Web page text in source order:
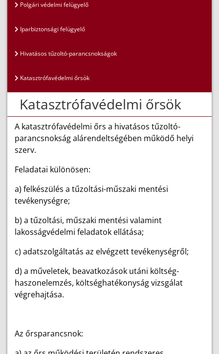
Polgári védelmi felügyelő
Iparbiztonsági felügyelő
Hivatásos tűzoltó-parancsnokságok
Katasztrófavédelmi őrsök
Katasztrófavédelmi őrsök
A katasztrófavédelmi őrs a hivatásos tűzoltó-
parancsnokság alárendeltségében működő helyi
szerv.
Feladatai különösen:
a) felkészülés a tűzoltási-műszaki mentési
tevékenységre;
b) a tűzoltási, műszaki mentési valamint
lakosságvédelmi feladatok ellátása;
c) adatszolgáltatás az elvégzett tevékenységről;
d) a műveletek, beavatkozások utáni költség-
haszonelemzés, költséghatékonyság vizsgálat
végrehajtása.
Az őrsparancsnok: